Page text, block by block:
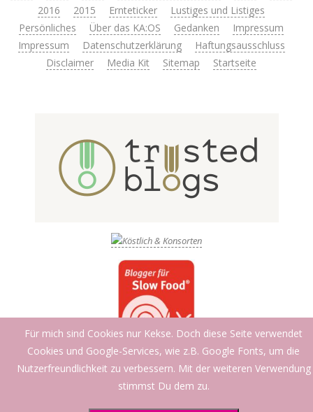
2016
2015 Ernteticker
Lustiges und Listiges
Persönliches
Über das KA:OS Gedanken
Impressum
Impressum
Datenschutzerklärung
Haftungsausschluss
Disclaimer
Media Kit Sitemap Startseite
Für mich sind Cookies nur Kekse. Doch diese Seite verwendet
Cookies und Google-Services, wie z.B. Google Fonts, um die
Nutzerfreundlichkeit zu verbessern. Mit der weiteren Verwendung
stimmst Du dem zu.